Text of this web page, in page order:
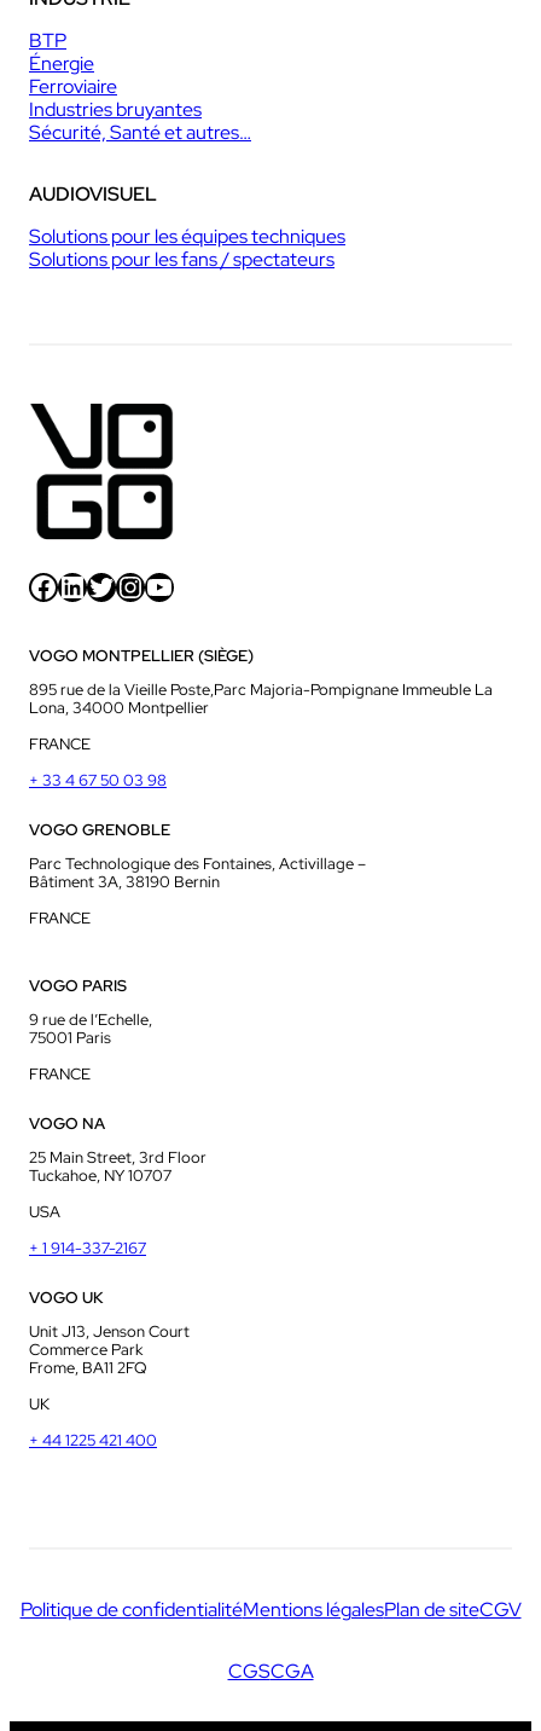
BTP
Énergie
Ferroviaire
Industries bruyantes
Sécurité, Santé et autres…
AUDIOVISUEL
Solutions pour les équipes techniques
Solutions pour les fans / spectateurs
Facebook LinkedIn Twitter InstagramYouTube
VOGO MONTPELLIER (SIÈGE)
895 rue de la Vieille Poste,Parc Majoria-Pompignane Immeuble La
Lona, 34000 Montpellier
FRANCE
+ 33 4 67 50 03 98
VOGO GRENOBLE
Parc Technologique des Fontaines, Activillage –
Bâtiment 3A, 38190 Bernin
FRANCE
VOGO PARIS
9 rue de l’Echelle,
75001 Paris
FRANCE
VOGO NA
25 Main Street, 3rd Floor
Tuckahoe, NY 10707
USA
+ 1 914-337-2167
VOGO UK
Unit J13, Jenson Court
Commerce Park
Frome, BA11 2FQ
UK
+ 44 1225 421 400
Politique de confidentialitéMentions légalesPlan de siteCGV
CGSCGA